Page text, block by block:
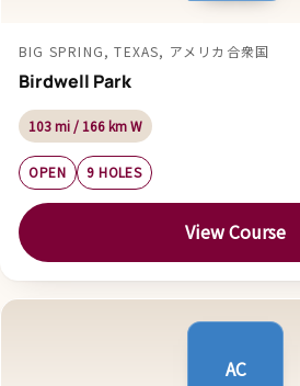
BIG SPRING, TEXAS, アメリカ合衆国
Birdwell Park
103 mi / 166 km W
OPEN 9 HOLES
View Course
AC